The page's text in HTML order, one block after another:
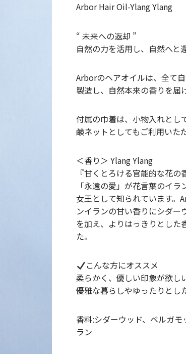
Arbor Hair Oil-Ylang Ylang
“ 未来への返却 ”
自然の力を活用し、自然へと
Arborのヘアオイルは、全て
製造し、自然本来の香りを届
付属の巾着は、小物入れとし
鹸ネットとしてもご利用いた
＜香り＞ Ylang Ylang
『甘くとろける官能的な花の
「永遠の愛」が花言葉のイ
女王として知られています。
ンイランの甘い香りにシダー
を加え、よりはっきりとした
た。
こんな方にオススメ
柔らかく、優しい印象が欲し
優雅な暮らしやゆったりとし
香料:シダーウッド、ベルガモ
ラン